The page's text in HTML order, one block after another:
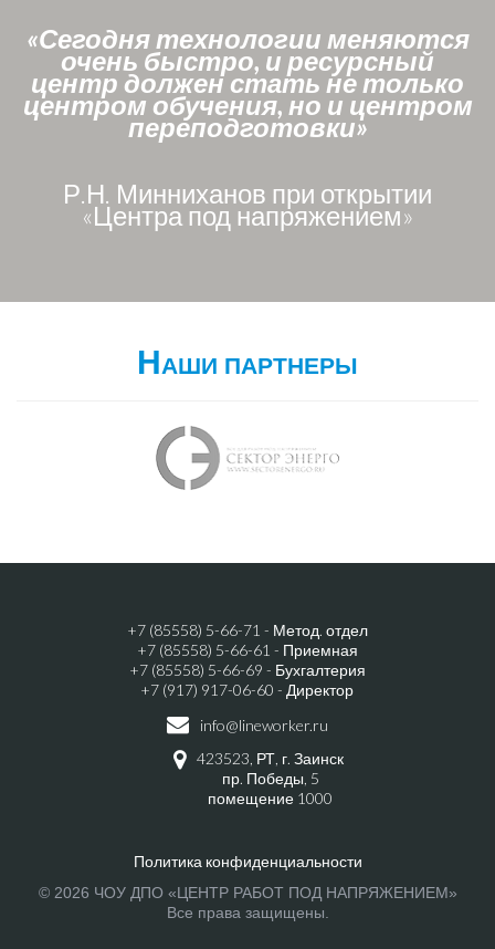
«Сегодня технологии меняются
очень быстро, и ресурсный
центр должен стать не только
центром обучения, но и центром
переподготовки»
Р.Н. Минниханов при открытии
«Центра под напряжением»
Наши партнеры
+7 (85558) 5-66-71 - Метод. отдел
+7 (85558) 5-66-61 - Приемная
+7 (85558) 5-66-69 - Бухгалтерия
+7 (917) 917-06-60 - Директор
info@lineworker.ru
423523, РТ, г. Заинск
пр. Победы, 5
помещение 1000
Политика конфиденциальности
© 2026 ЧОУ ДПО «ЦЕНТР РАБОТ ПОД НАПРЯЖЕНИЕМ»
Все права защищены.